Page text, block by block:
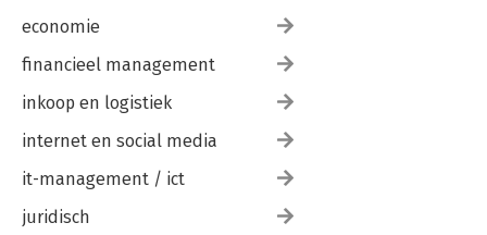
economie
financieel management
inkoop en logistiek
internet en social media
it-management / ict
juridisch